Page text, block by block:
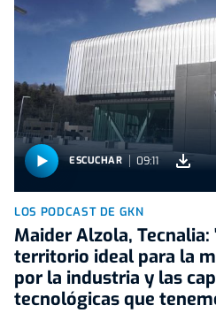
ESCUCHAR 09:11
LOS PODCAST DE GKN
Maider Alzola,
territorio ideal para la
por la industria y las
tecnológicas que